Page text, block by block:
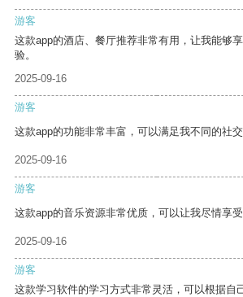
游客
这款app的酒店、餐厅推荐非常有用，让我能够
验。
2025-09-16
游客
这款app的功能非常丰富，可以满足我不同的社交
2025-09-16
游客
这款app的音乐资源非常优质，可以让我尽情享受
2025-09-16
游客
这款学习软件的学习方式非常灵活，可以根据自